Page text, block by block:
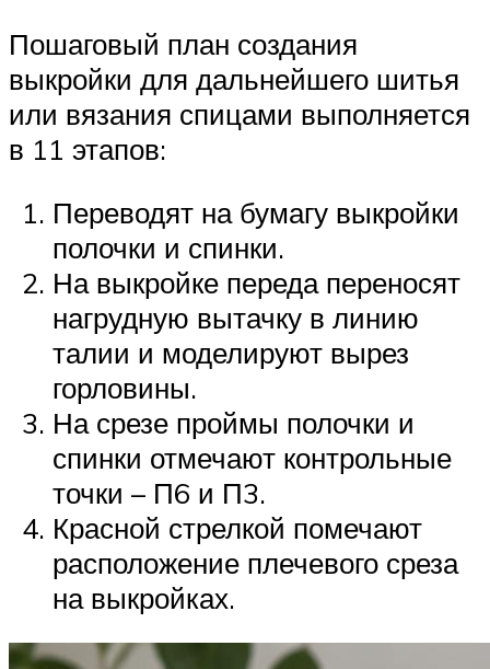
Пошаговый план создания
выкройки для дальнейшего шитья
или вязания спицами выполняется
в 11 этапов:
Переводят на бумагу выкройки
полочки и спинки.
На выкройке переда переносят
нагрудную вытачку в линию
талии и моделируют вырез
горловины.
На срезе проймы полочки и
спинки отмечают контрольные
точки – П6 и П3.
Красной стрелкой помечают
расположение плечевого среза
на выкройках.